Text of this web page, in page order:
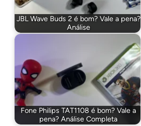
JBL Wave Buds 2 é bom? Vale a pena?
Análise
Fone Philips TAT1108 é bom? Vale a
pena? Análise Completa